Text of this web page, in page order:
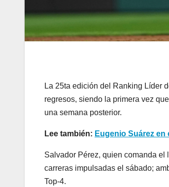
La 25ta edición del Ranking Líder
regresos, siendo la primera vez
una semana posterior.
Lee también: Eugenio Suárez
Salvador Pérez, quien comanda el
carreras impulsadas el sábado;
Top-4.